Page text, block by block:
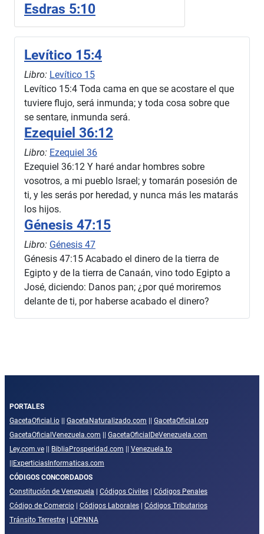
Esdras 5:10
Levítico 15:4
Libro: Levítico 15
Levítico 15:4 Toda cama en que se acostare el que
tuviere flujo, será inmunda; y toda cosa sobre que
se sentare, inmunda será.
Ezequiel 36:12
Libro: Ezequiel 36
Ezequiel 36:12 Y haré andar hombres sobre
vosotros, a mi pueblo Israel; y tomarán posesión de
ti, y les serás por heredad, y nunca más les matarás
los hijos.
Génesis 47:15
Libro: Génesis 47
Génesis 47:15 Acabado el dinero de la tierra de
Egipto y de la tierra de Canaán, vino todo Egipto a
José, diciendo: Danos pan; ¿por qué moriremos
delante de ti, por haberse acabado el dinero?
PORTALES
GacetaOficial.io
GacetaNaturalizado.com
GacetaOficial.org
GacetaOficialVenezuela.com
GacetaOficialDeVenezuela.com
Ley.com.ve
BibliaProsperidad.com
Venezuela.to
ExperticiasInformaticas.com
CÓDIGOS CONCORDADOS
Constitución de Venezuela
Códigos Civiles
Códigos Penales
Código de Comercio
Códigos Laborales
Códigos Tributarios
Tránsito Terrestre
LOPNNA